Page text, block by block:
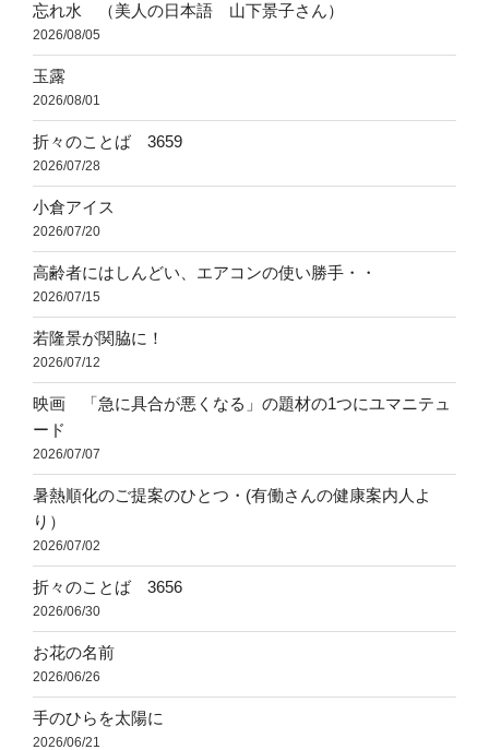
忘れ水 （美人の日本語 山下景子さん）
2026/08/05
玉露
2026/08/01
折々のことば 3659
2026/07/28
小倉アイス
2026/07/20
高齢者にはしんどい、エアコンの使い勝手・・
2026/07/15
若隆景が関脇に！
2026/07/12
映画 「急に具合が悪くなる」の題材の1つにユマニテュ
ード
2026/07/07
暑熱順化のご提案のひとつ・(有働さんの健康案内人よ
り）
2026/07/02
折々のことば 3656
2026/06/30
お花の名前
2026/06/26
手のひらを太陽に
2026/06/21